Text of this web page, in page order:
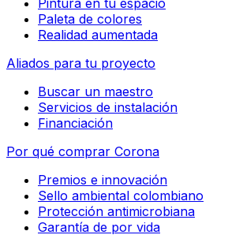
Pintura en tu espacio
Paleta de colores
Realidad aumentada
Aliados para tu proyecto
Buscar un maestro
Servicios de instalación
Financiación
Por qué comprar Corona
Premios e innovación
Sello ambiental colombiano
Protección antimicrobiana
Garantía de por vida